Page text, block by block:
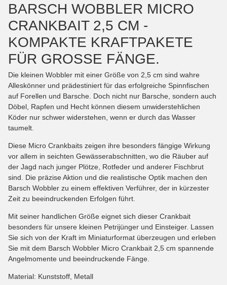
BARSCH WOBBLER MICRO
CRANKBAIT 2,5 CM -
KOMPAKTE KRAFTPAKETE
FÜR GROSSE FÄNGE.
Die kleinen Wobbler mit einer Größe von 2,5 cm sind wahre
Alleskönner und prädestiniert für das erfolgreiche Spinnfischen
auf Forellen und Barsche. Doch nicht nur Barsche, sondern auch
Döbel, Rapfen und Hecht können diesem unwiderstehlichen
Köder nur schwer widerstehen, wenn er durch das Wasser
taumelt.
Diese Micro Crankbaits zeigen ihre besonders fängige Wirkung
vor allem in seichten Gewässerabschnitten, wo die Räuber auf
der Jagd nach junger Plötze, Rotfeder und anderer Fischbrut
sind. Die präzise Aktion und die realistische Optik machen den
Barsch Wobbler zu einem effektiven Verführer, der in kürzester
Zeit zu beeindruckenden Erfolgen führt.
Mit seiner handlichen Größe eignet sich dieser Crankbait
besonders für unsere kleinen Petrijünger und Einsteiger. Lassen
Sie sich von der Kraft im Miniaturformat überzeugen und erleben
Sie mit dem Barsch Wobbler Micro Crankbait 2,5 cm spannende
Angelmomente und beeindruckende Fänge.
Material: Kunststoff, Metall